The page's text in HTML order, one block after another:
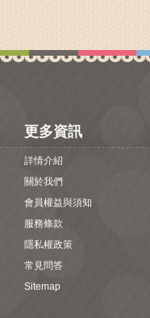
更多資訊
詳情介紹
關於我們
會員權益與須知
服務條款
隱私權政策
常見問答
Sitemap